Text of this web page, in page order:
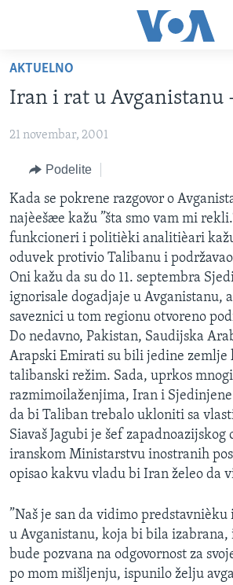
glavni
sadržaj
na
navigaciju
Idi
na
pretragu
AMERIKA
BALKAN
GLOBALNE TEME
EKONOMIJA
NAUKA I TEHNOLOGIJA
MEDICINA
KULTURA
DRUŠTVO
SPORT
INTERVJU
TV PROGRAM
OTVORENI STUDIO
IZ AMERIKE
Learning English
PRATITE NAS
Jezici
AKTUELNO
Iran i rat u Avganistanu
21 novembar, 2001
Podelite
Kada se pokrene razgovor o
najèešæe kažu ”šta smo vam mi
funkcioneri i politièki analitièari
oduvek protivio Talibanu i
Oni kažu da su do 11. septembra
ignorisale dogadjaje u Avganistanu,
saveznici u tom regionu otvoreno
Do nedavno, Pakistan, Saudijska
Arapski Emirati su bili jedine zemlje
talibanski režim. Sada, uprkos
razmimoilaženjima, Iran i Sjedinjene
da bi Taliban trebalo ukloniti sa
Siavaš Jagubi je šef zapadnoazijskog
iranskom Ministarstvu inostranih
opisao kakvu vladu bi Iran želeo da
”Naš je san da vidimo predstavnièku
u Avganistanu, koja bi bila izabrana,
bude pozvana na odgovornost za
po mom mišljenju, ispunilo želju